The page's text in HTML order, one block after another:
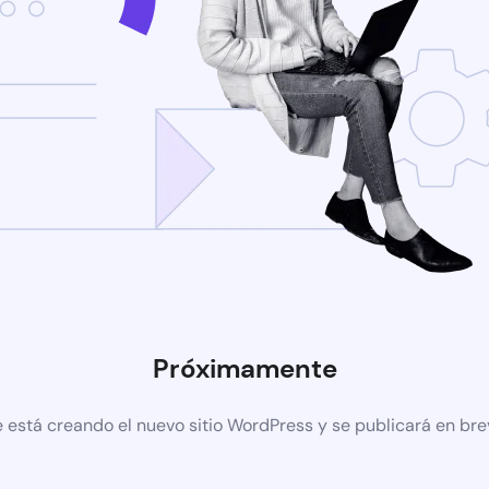
Próximamente
está creando el nuevo sitio WordPress y se publicará en